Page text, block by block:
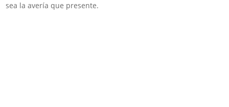
sea la avería que presente.